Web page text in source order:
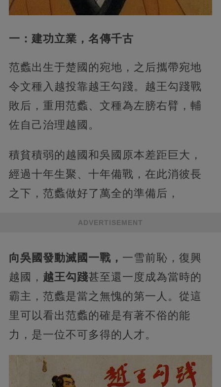
一：建功立業，名傳千古
范蠡出生于楚國的宛地，之后攜帶宛地
令文種入越投靠越王勾踐。越王勾踐戰
敗后，重用范蠡、文種為左膀右臂，輔
佐自己治理越國。
積貧積弱的越國和吳國原本差距巨大，
經過十年生聚、十年備戰，在此消彼長
之下，范蠡做好了萬全的準備后，
ADVERTISEMENT
向吳國發動滅國一戰， 一雪前恥，復興
越國， 越王勾踐甚至還一度成為當時的
霸主，范蠡是當之無愧的第一人。從這
里可以看出范蠡的確是有著不俗的能
力，是一位不可多得的人才。